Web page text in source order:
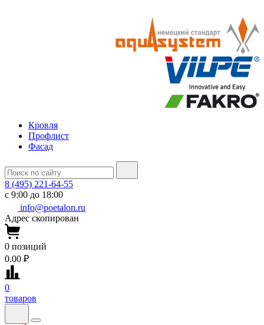
Кровля
Профлист
Фасад
8 (495) 221-64-55
с 9:00 до 18:00
info@poetalon.ru
Адрес скопирован
0 позиций
0.00 ₽
0
товаров